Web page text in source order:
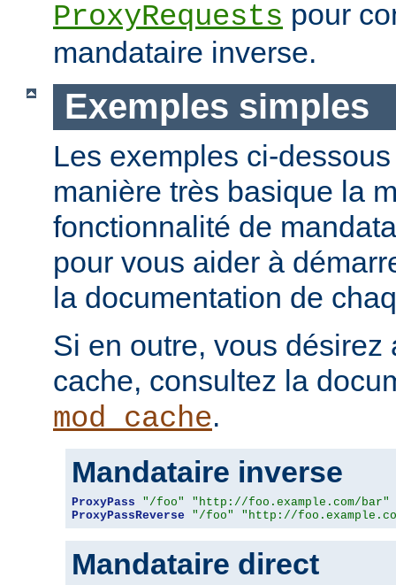
ProxyRequests pour
mandataire inverse.
Exemples simples
Les exemples ci-
manière très basique la
fonctionnalité de
pour vous aider à
la documentation de
Si en outre, vous désirez
cache, consultez la
mod_cache.
Mandataire inverse
ProxyPass "/foo"
"http://foo.example.com/bar"
ProxyPassReverse
"/foo" "http://
Mandataire direct